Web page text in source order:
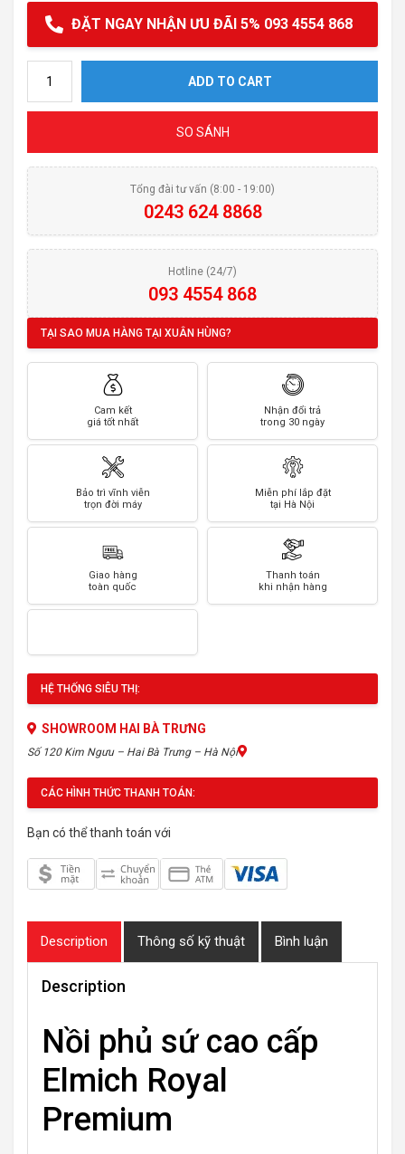
ĐẶT NGAY NHẬN ƯU ĐÃI 5% 093 4554 868
ADD TO CART
SO SÁNH
Tổng đài tư vấn (8:00 - 19:00)
0243 624 8868
Hotline (24/7)
093 4554 868
TẠI SAO MUA HÀNG TẠI XUÂN HÙNG?
Cam kết
giá tốt nhất
Nhận đổi trả
trong 30 ngày
Bảo trì vĩnh viễn
trọn đời máy
Miễn phí lắp đặt
tại Hà Nội
Giao hàng
toàn quốc
Thanh toán
khi nhận hàng
HỆ THỐNG SIÊU THỊ:
SHOWROOM HAI BÀ TRƯNG
Số 120 Kim Ngưu – Hai Bà Trưng – Hà Nội
CÁC HÌNH THỨC THANH TOÁN:
Bạn có thể thanh toán với
Description Thông số kỹ thuật Bình luận
Description
Nồi phủ sứ cao cấp
Elmich Royal
Premium